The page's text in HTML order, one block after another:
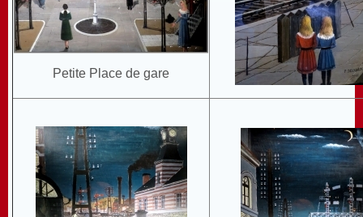
Petite Place de gare